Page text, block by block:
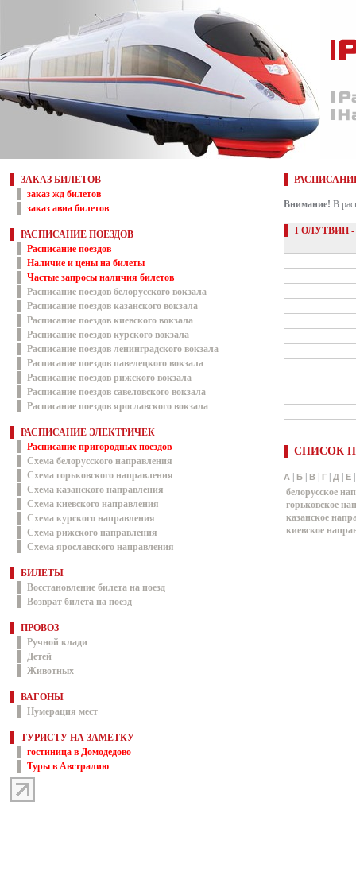
ЗАКАЗ БИЛЕТОВ
заказ жд билетов
заказ авиа билетов
РАСПИСАНИЕ ПОЕЗДОВ
Расписание поездов
Наличие и цены на билеты
Частые запросы наличия билетов
Расписание поездов белорусского вокзала
Расписание поездов казанского вокзала
Расписание поездов киевского вокзала
Расписание поездов курского вокзала
Расписание поездов ленинградского вокзала
Расписание поездов павелецкого вокзала
Расписание поездов рижского вокзала
Расписание поездов савеловского вокзала
Расписание поездов ярославского вокзала
РАСПИСАНИЕ ЭЛЕКТРИЧЕК
Расписание пригородных поездов
Схема белорусского направления
Схема горьковского направления
Схема казанского направления
Схема киевского направления
Схема курского направления
Схема рижского направления
Схема ярославского направления
БИЛЕТЫ
Восстановление билета на поезд
Возврат билета на поезд
ПРОВОЗ
Ручной клади
Детей
Животных
ВАГОНЫ
Нумерация мест
ТУРИСТУ НА ЗАМЕТКУ
гостиница в Домодедово
Туры в Австралию
Внимание! В
ГОЛУТВИН
СПИСОК
А Б В Г Д Е
белорусское
горьковское
казанское
киевское